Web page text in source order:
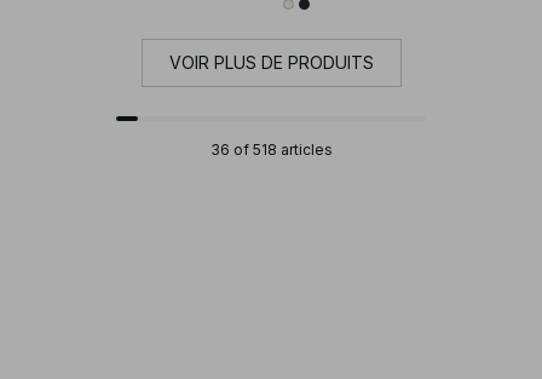
VOIR PLUS DE PRODUITS
36 of 518 articles